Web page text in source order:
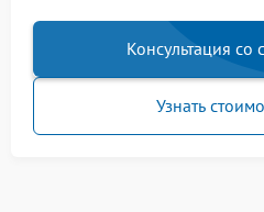
Консультация со
Узнать